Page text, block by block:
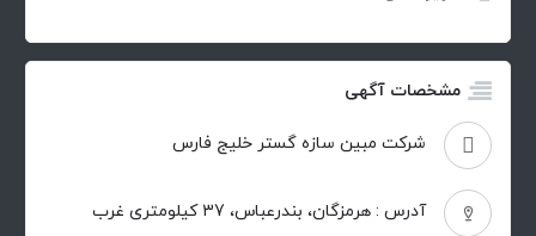
مشخصات آگهی
شرکت مبین سازه گستر خلیج فارس
آدرس : هرمزگان، بندرعباس، 37 کیلومتری غرب